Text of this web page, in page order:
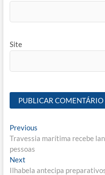
Site
Navegação
de
Post
PreviousPrevious
post:
Travessia marítima recebe
pessoas
NextNext
post:
Ilhabela antecipa